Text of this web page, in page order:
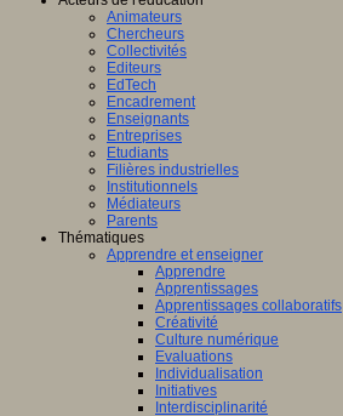
Animateurs
Chercheurs
Collectivités
Editeurs
EdTech
Encadrement
Enseignants
Entreprises
Etudiants
Filières industrielles
Institutionnels
Médiateurs
Parents
Thématiques
Apprendre et enseigner
Apprendre
Apprentissages
Apprentissages collaboratifs
Créativité
Culture numérique
Evaluations
Individualisation
Initiatives
Interdisciplinarité